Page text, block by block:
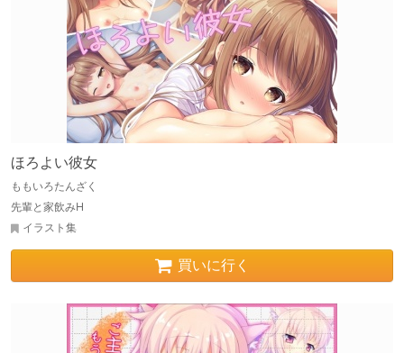
ほろよい彼女
ももいろたんざく
先輩と家飲みH
イラスト集
買いに行く